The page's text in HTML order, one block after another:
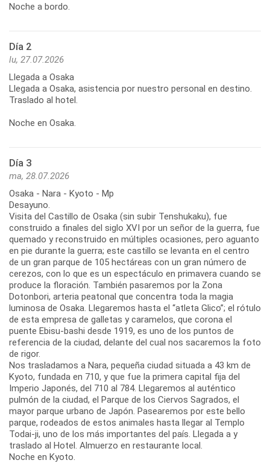
Noche a bordo.
Día 2
lu, 27.07.2026
Llegada a Osaka
Llegada a Osaka, asistencia por nuestro personal en destino.
Traslado al hotel.
Noche en Osaka.
Día 3
ma, 28.07.2026
Osaka - Nara - Kyoto - Mp
Desayuno.
Visita del Castillo de Osaka (sin subir Tenshukaku), fue
construido a finales del siglo XVI por un señor de la guerra, fue
quemado y reconstruido en múltiples ocasiones, pero aguanto
en pie durante la guerra; este castillo se levanta en el centro
de un gran parque de 105 hectáreas con un gran número de
cerezos, con lo que es un espectáculo en primavera cuando se
produce la floración. También pasaremos por la Zona
Dotonbori, arteria peatonal que concentra toda la magia
luminosa de Osaka. Llegaremos hasta el “atleta Glico”; el rótulo
de esta empresa de galletas y caramelos, que corona el
puente Ebisu-bashi desde 1919, es uno de los puntos de
referencia de la ciudad, delante del cual nos sacaremos la foto
de rigor.
Nos trasladamos a Nara, pequeña ciudad situada a 43 km de
Kyoto, fundada en 710, y que fue la primera capital fija del
Imperio Japonés, del 710 al 784. Llegaremos al auténtico
pulmón de la ciudad, el Parque de los Ciervos Sagrados, el
mayor parque urbano de Japón. Pasearemos por este bello
parque, rodeados de estos animales hasta llegar al Templo
Todai-ji, uno de los más importantes del país. Llegada a y
traslado al Hotel. Almuerzo en restaurante local.
Noche en Kyoto.